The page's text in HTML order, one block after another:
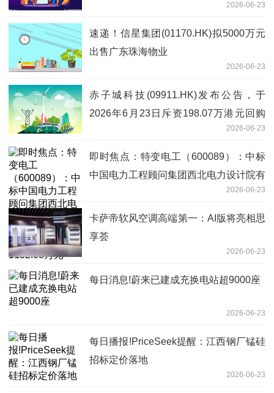
2026-06-23
速递！信星集团(01170.HK)拟5000万元
出售广东珠海物业
2026-06-23
赤子城科技(09911.HK)发布公告，于
2026年6月23日斥资198.07万港元回购
2026-06-23
即时焦点：特变电工（600089）：中标
中国电力工程顾问集团西北电力设计院有
限公司采购项目，中标金额为1152.08万
元
2026-06-23
卡萨帝软风空调高端第一：AI版将亮相思
享荟
2026-06-23
每日消息!蔚来已建成充换电站超9000座
2026-06-23
每日播报!PriceSeek提醒：江西钢厂锰硅
招标定价落地
2026-06-23